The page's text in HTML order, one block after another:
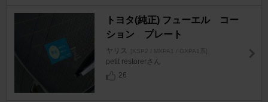
トヨタ(純正) フューエル コー
ション プレート
ヤリス [KSP2 / MXPA1 / GXPA1系]
petit restorerさん
26